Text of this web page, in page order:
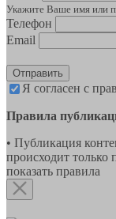
Укажите Ваше имя или
Телефон
Email
Отправить
Я согласен с
Правила
• Публикация
происходит только
показать правила